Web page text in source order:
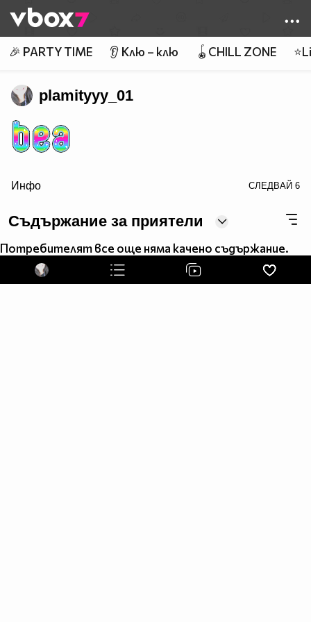
👾
🎉 PARTY TIME 👂 Клю – клю 🪀CHILL ZONE
plamityyy_01
LoveMyProfile.com
Инфо СЛЕДВАЙ 6
Съдържание за приятели
Потребителят все още няма качено съдържание.